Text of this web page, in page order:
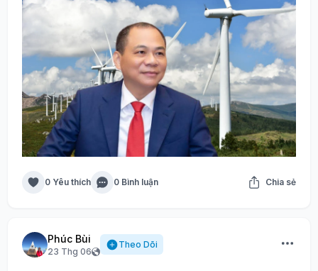
0 Yêu thích 0 Bình luận Chia sẻ
Phúc Bùi
23 Thg 06
Theo Dõi